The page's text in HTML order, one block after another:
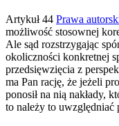
Artykuł 44 Prawa
możliwość stosownej
Ale sąd rozstrzygając
okoliczności konkretnej
przedsięwzięcia z
ma Pan rację, że jeżeli
ponosił na nią nakłady,
to należy to uwzględniać